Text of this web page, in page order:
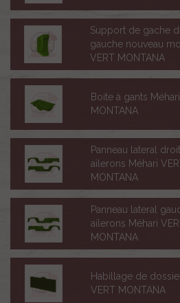
Support de gache
gauche nouveau
VERT MONTANA
Boite à gants
MONTANA
Panneau lateral
ailerons Méhari
MONTANA
Panneau lateral
ailerons Méhari
MONTANA
Habillage de
VERT MONTANA